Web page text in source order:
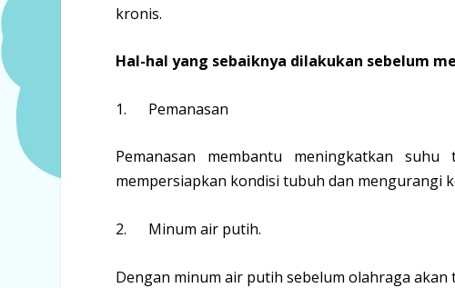
kronis.
Hal-hal yang sebaiknya dilakukan sebelum
1. Pemanasan
Pemanasan membantu meningkatkan
mempersiapkan kondisi tubuh dan mengurangi
2. Minum air putih.
Dengan minum air putih sebelum olahraga